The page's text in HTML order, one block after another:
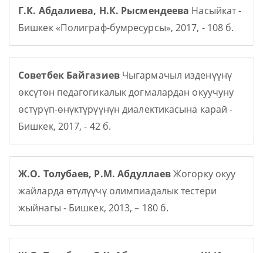
Г.К. Абдалиева, Н.К. Рысмендеева Насыйкат -
Бишкек «Полиграф-бумресурсы», 2017, - 108 б.
Советбек БайгазиевЧыгармачыл изденүүнү
өксүтөн педагогикалык догмалардан окуучуну
өстүрүп-өнүктүрүүнүн диалектикасына карай -
Бишкек, 2017, - 42 б.
Ж.О. Толубаев, Р.М. АбдуллаевЖогорку окуу
жайларда өтүлүүчү олимпиадалык тестери
жыйнагы - Бишкек, 2013, – 180 б.